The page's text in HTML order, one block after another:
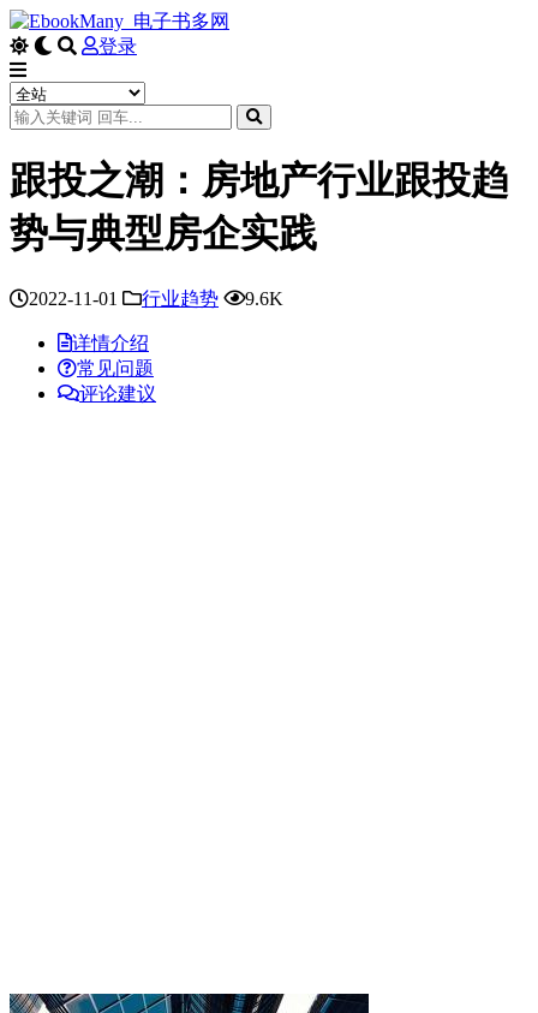
登录
跟投之潮：房地产行业跟投趋
势与典型房企实践
2022-11-01 行业趋势 9.6K
详情介绍
常见问题
评论建议